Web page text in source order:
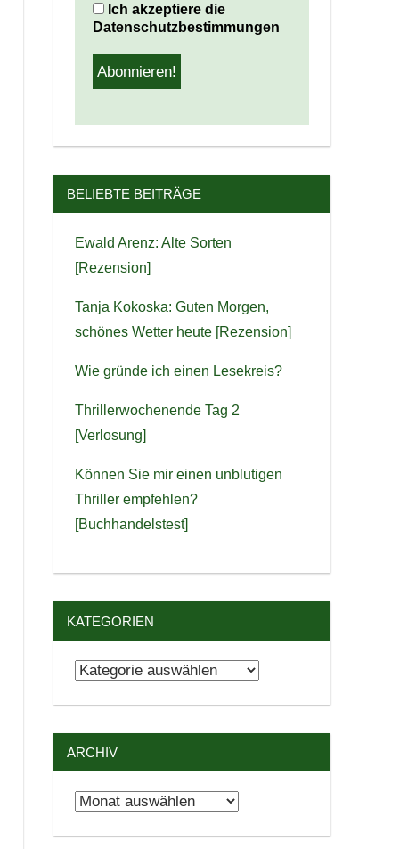
Ich akzeptiere die
Datenschutzbestimmungen
BELIEBTE BEITRÄGE
Ewald Arenz: Alte Sorten
[Rezension]
Tanja Kokoska: Guten Morgen,
schönes Wetter heute [Rezension]
Wie gründe ich einen Lesekreis?
Thrillerwochenende Tag 2
[Verlosung]
Können Sie mir einen unblutigen
Thriller empfehlen?
[Buchhandelstest]
KATEGORIEN
Kategorien
ARCHIV
Archiv